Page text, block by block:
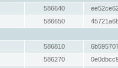
586640
586650
586810
586270